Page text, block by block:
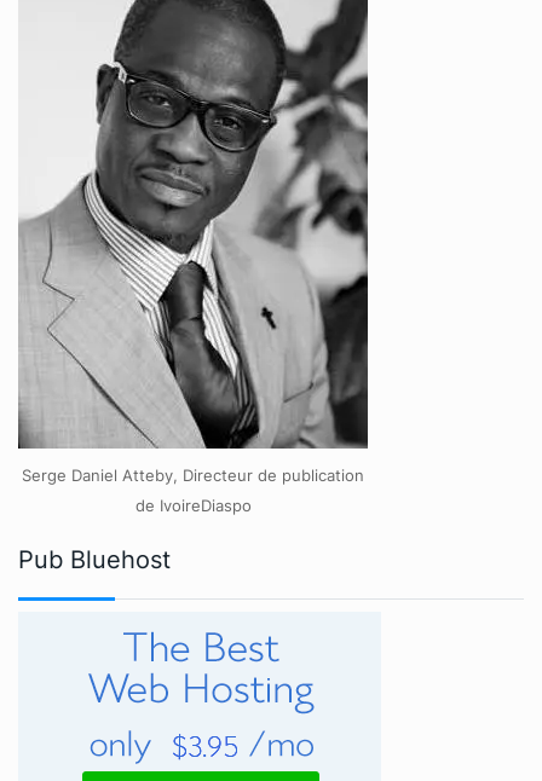
Serge Daniel Atteby, Directeur de publication
de IvoireDiaspo
Pub Bluehost